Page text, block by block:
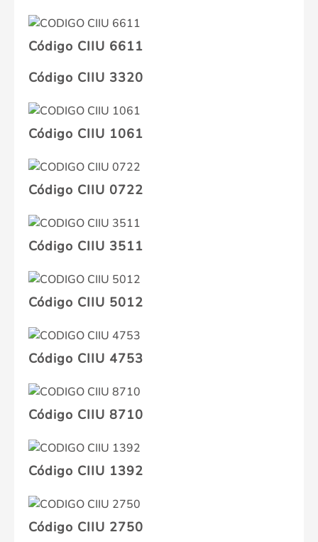
Código CIIU 6611
Código CIIU 3320
Código CIIU 1061
Código CIIU 0722
Código CIIU 3511
Código CIIU 5012
Código CIIU 4753
Código CIIU 8710
Código CIIU 1392
Código CIIU 2750